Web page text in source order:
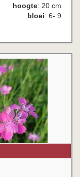
hoogte: 20 cm
bloei: 6- 9